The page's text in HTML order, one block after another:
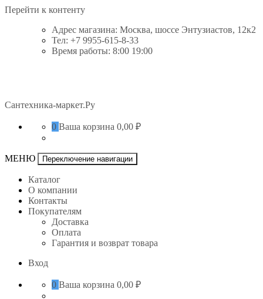
Перейти к контенту
Адрес магазина: Москва, шоссе Энтузиастов, 12к2
Тел: +7 9955-615-8-33
Время работы: 8:00 19:00
Сантехника-маркет.Ру
0 Ваша корзина 0,00 ₽
МЕНЮ Переключение навигации
Каталог
О компании
Контакты
Покупателям
Доставка
Оплата
Гарантия и возврат товара
Вход
0 Ваша корзина 0,00 ₽